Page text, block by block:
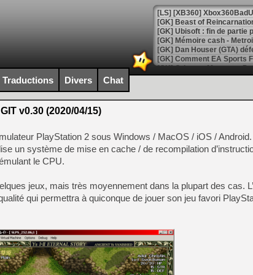
[GK] Beast of
[GK] Ubisoft : fin de partie
[GK] Mémoire cash -
[GK] Dan Houser (GTA)
[GK] Comment EA Sports
[GK] Crimson Moon : un
[GK] Isle of Reveries : le
[GK] Moonlighter 2 : The
[GK] Capcom relance
[Mo5] Deux inédits du
[GK] Le beat'em up The
[GK] Endless Legend 2 :
[LS] [PS5] Le WebKit
[GK] Oubliez Crazy Taxi,
[LS] [Switch] NSZ 5.0.0
Traductions Divers Chat
v0.30 (2020/04/15)
PlayStation 2 sous Windows / MacOS / iOS /
un système de mise en cache / de recompilation
le CPU.
jeux, mais très moyennement dans la plupart des cas.
qui permettra à quiconque de jouer son jeu favori